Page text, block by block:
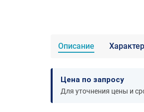
Описание
Цена по запросу
Для уточнения цены и